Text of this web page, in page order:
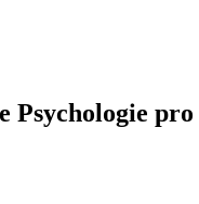
Psychologie pro